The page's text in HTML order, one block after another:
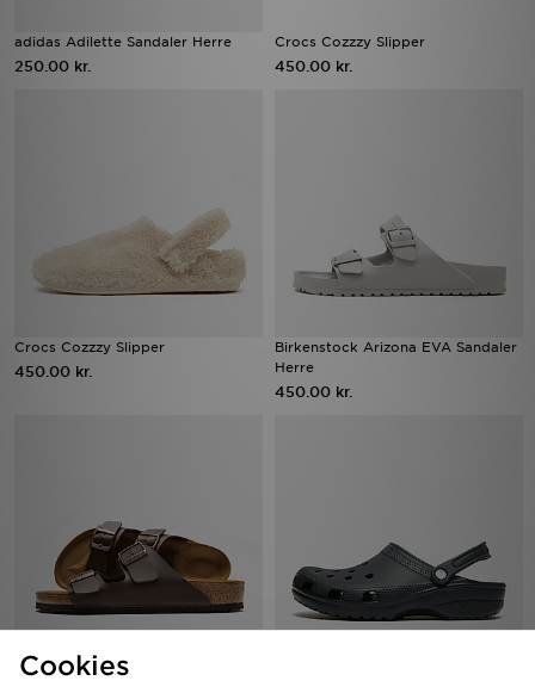
adidas Adilette Sandaler Herre
250.00 kr.
Crocs Cozzzy Slipper
450.00 kr.
Crocs Cozzzy Slipper
450.00 kr.
Birkenstock Arizona EVA Sandaler
Herre
450.00 kr.
Birkenstock Arizona Ruskinds
Cookies